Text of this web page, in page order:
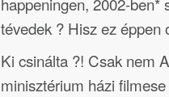
tévedek ? Hisz ez éppen
Ki csinálta ?! Csak nem
minisztérium házi